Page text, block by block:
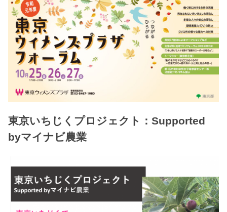
東京いちじくプロジェクト：Supported
byマイナビ農業